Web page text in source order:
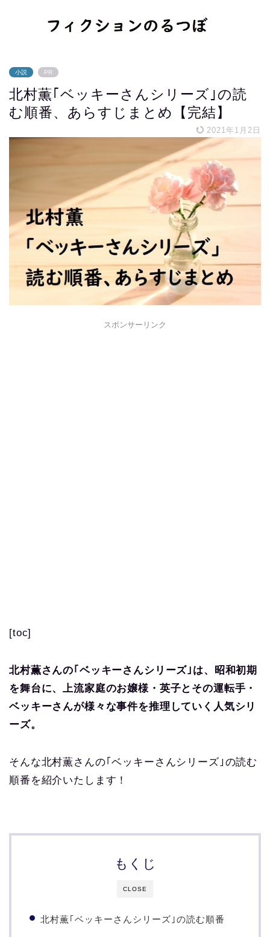
小説 PR
北村薫｢ベッキーさんシリーズ｣の読
む順番、あらすじまとめ【完結】
2021年1月2日
スポンサーリンク
[toc]
北村薫さんの｢ベッキーさんシリーズ｣は、昭和初期
を舞台に、上流家庭のお嬢様・英子とその運転手・
ベッキーさんが様々な事件を推理していく人気シリ
ーズ。
そんな北村薫さんの｢ベッキーさんシリーズ｣の読む
順番を紹介いたします！
CLOSE
もくじ
北村薫｢ベッキーさんシリーズ｣の読む順番